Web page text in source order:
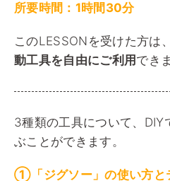
所要時間：1時間30分
このLESSONを受けた方は、
動工具を自由にご利用 でき
3種類の工具について、DIY
ぶことができます。
①「ジグソー」の使い方と